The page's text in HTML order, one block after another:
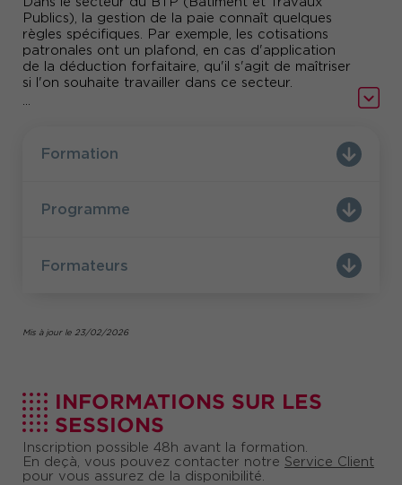
Publics), la gestion de la paie connaît quelques
règles spécifiques. Par exemple, les cotisations
patronales ont un plafond, en cas d'application
de la déduction forfaitaire, qu'il s'agit de maîtriser
si l'on souhaite travailler dans ce secteur.
accompagnera au quotidien afin de sécuriser et
d'actualiser vos pratiques.
...
Formation
Programme
Formateurs
Mis à jour le 23/02/2026
INFORMATIONS SUR LES
SESSIONS
Inscription possible 48h avant la formation.
En deçà, vous pouvez contacter notre Service Client
pour vous assurez de la disponibilité.